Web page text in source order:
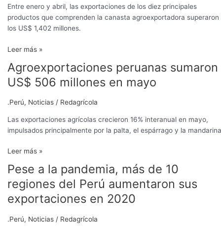
Entre enero y abril, las exportaciones de los diez principales
productos que comprenden la canasta agroexportadora superaron
los US$ 1,402 millones.
productos
agrícolas
de
del
Leer más »
Agroexportaciones peruanas sumaron
US$ 506 millones en mayo
.Perú, Noticias / Redagrícola
Las exportaciones agrícolas crecieron 16% interanual en mayo,
impulsados principalmente por la palta, el espárrago y la
Agroexportaciones
peruanas
sumaron
millones
en
Leer más »
Pese a la pandemia, más de 10
regiones del Perú aumentaron sus
exportaciones en 2020
.Perú, Noticias / Redagrícola
Pese
la
pandemia,
de